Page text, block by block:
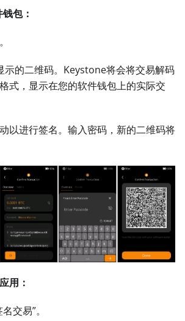
包：
示的二维码。Keystone将会将交易解码
式，显示在您的软件钱包上的实际交
以进行签名。输入密码，新的二维码将
用：
交易”。